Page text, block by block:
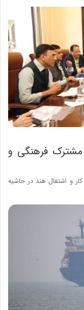
مشترک فرهنگی و
کار و اشتغال هند در حاشیه